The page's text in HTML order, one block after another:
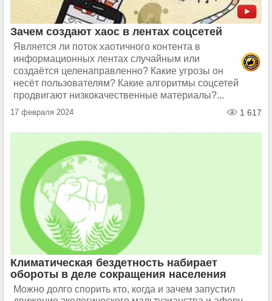
Зачем создают хаос в лентах соцсетей
Является ли поток хаотичного контента в
информационных лентах случайным или
создаётся целенаправленно? Какие угрозы он
несёт пользователям? Какие алгоритмы соцсетей
продвигают низкокачественные материалы?...
17 февраля 2024 1 617
Климатическая бездетность набирает
обороты в деле сокращения населения
Можно долго спорить кто, когда и зачем запустил